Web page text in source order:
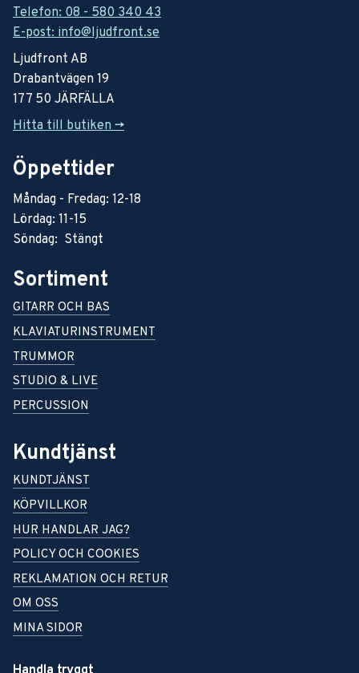
Telefon: 08 - 580 340 43
E-post: info@ljudfront.se
Ljudfront AB
Drabantvägen 19
177 50 JÄRFÄLLA
Hitta till butiken ->
Öppettider
Måndag - Fredag: 12-18
Lördag: 11-15
Söndag: Stängt
Sortiment
GITARR OCH BAS
KLAVIATURINSTRUMENT
TRUMMOR
STUDIO & LIVE
PERCUSSION
Kundtjänst
KUNDTJÄNST
KÖPVILLKOR
HUR HANDLAR JAG?
POLICY OCH COOKIES
REKLAMATION OCH RETUR
OM OSS
MINA SIDOR